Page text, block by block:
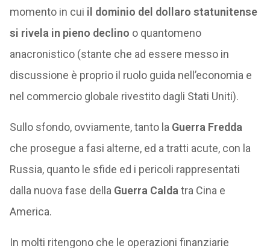
momento in cui il dominio del dollaro statunitense
si rivela in pieno declino o quantomeno
anacronistico (stante che ad essere messo in
discussione è proprio il ruolo guida nell’economia e
nel commercio globale rivestito dagli Stati Uniti).
Sullo sfondo, ovviamente, tanto la Guerra Fredda
che prosegue a fasi alterne, ed a tratti acute, con la
Russia, quanto le sfide ed i pericoli rappresentati
dalla nuova fase della Guerra Calda tra Cina e
America.
In molti ritengono che le operazioni finanziarie